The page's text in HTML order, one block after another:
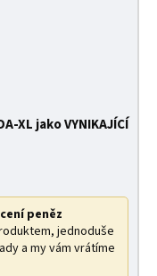
XL jako VYNIKAJÍCÍ
peněz
jednoduše
a my vám vrátíme